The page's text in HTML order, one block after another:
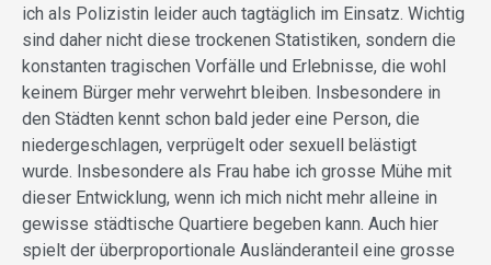
ich als Polizistin leider auch tagtäglich im Einsatz. Wichtig
sind daher nicht diese trockenen Statistiken, sondern die
konstanten tragischen Vorfälle und Erlebnisse, die wohl
keinem Bürger mehr verwehrt bleiben. Insbesondere in
den Städten kennt schon bald jeder eine Person, die
niedergeschlagen, verprügelt oder sexuell belästigt
wurde. Insbesondere als Frau habe ich grosse Mühe mit
dieser Entwicklung, wenn ich mich nicht mehr alleine in
gewisse städtische Quartiere begeben kann. Auch hier
spielt der überproportionale Ausländeranteil eine grosse